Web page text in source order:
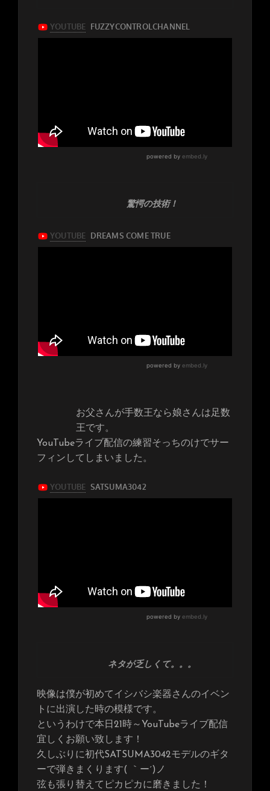
驚愕の技術！
お父さんが手数王なら娘さんは足数
王です。
YouTubeライブ配信の練習そっちのけでサー
フィンしてしまいました。
ネタが乏しくて。。。
映像は僕が初めてイシバシ楽器さんのイベン
トに出演した時の模様です。
というわけで本日21時～YouTubeライブ配信
宜しくお願い致します！
久しぶりに初代SATSUMA3042モデルのギタ
ーで弾きまくります( ｀ー´)ノ
弦も張り替えてピカピカに磨きました！